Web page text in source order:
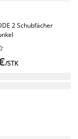
2 Schubfächer
/STK